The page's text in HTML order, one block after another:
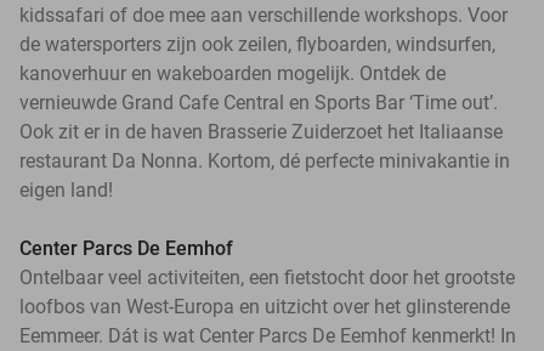
kidssafari of doe mee aan verschillende workshops. Voor
de watersporters zijn ook zeilen, flyboarden, windsurfen,
kanoverhuur en wakeboarden mogelijk. Ontdek de
vernieuwde Grand Cafe Central en Sports Bar ‘Time out’.
Ook zit er in de haven Brasserie Zuiderzoet het Italiaanse
restaurant Da Nonna. Kortom, dé perfecte minivakantie in
eigen land!
Center Parcs De Eemhof
Ontelbaar veel activiteiten, een fietstocht door het grootste
loofbos van West-Europa en uitzicht over het glinsterende
Eemmeer. Dát is wat Center Parcs De Eemhof kenmerkt! In